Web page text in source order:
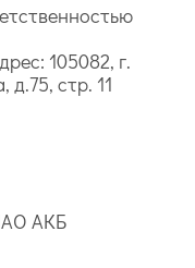
105082, г.
стр. 11
АКБ